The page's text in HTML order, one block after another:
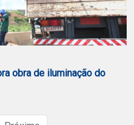
obra de iluminação do